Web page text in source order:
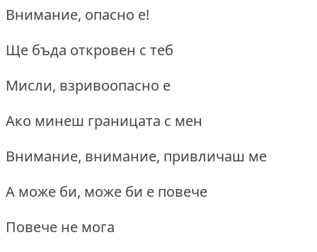
Внимание, опасно е!
Ще бъда откровен с теб
Мисли, взривоопасно е
Ако минеш границата с мен
Внимание, внимание, привличаш ме
А може би, може би е повече
Повече не мога